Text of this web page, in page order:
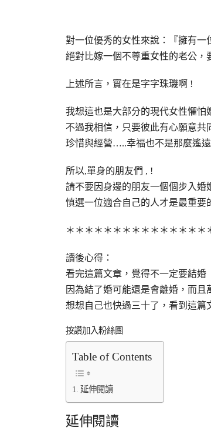
對一位優秀的女性來說：『擁有一
絕對比嫁一個不尊重女性的老公，
上述所言，實在是字字珠璣啊 !
我想這也是大部分的現代女性懼怕
不過我相信，只要彼此有心願意共
珍惜與經營…..幸福也不是那麼遙
所以,單身的朋友們 , !
請不要因身邊的朋友一個個步入
慎選一位適合自己的人才是最重要
＊＊＊＊＊＊＊＊＊＊＊＊＊＊
讀後心得：
看完這篇文章，覺得不一定要結婚
因為結了婚可能還是會離婚，而
想想自己也快過三十了，看到這
按讚加入粉絲團
Table of Contents
延伸閱讀
延伸閱讀